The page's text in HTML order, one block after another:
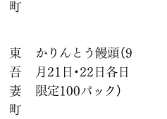
町
東
吾
妻
町
かりんとう饅頭（9
月21日・22日各日
限定100パック）